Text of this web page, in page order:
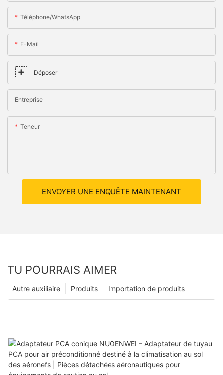
Téléphone/WhatsApp
E-Mail
Déposer
Entreprise
Teneur
ENVOYER UNE ENQUÊTE MAINTENANT
TU POURRAIS AIMER
Importation de produits
Produits
Autre auxiliaire